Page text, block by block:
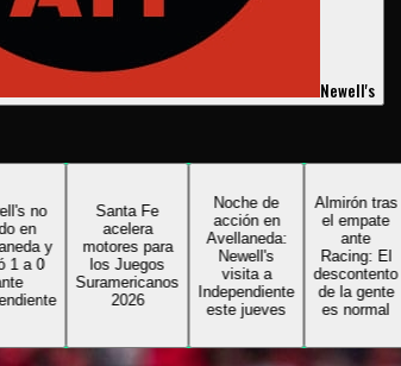
Newell's
Santa Fe
motores para
los Juegos
Suramericanos
2026
Noche de
acción en
Avellaneda:
Newell's
visita a
Independiente
este jueves
Almirón tras
el empate
ante
Racing: El
descontento
de la gente
es normal